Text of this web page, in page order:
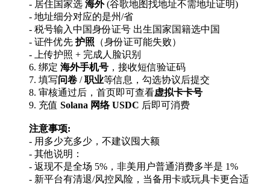
- 居住国家选 海外(谷歌地图找地址不需地址证明)
- 地址细分对应的是州/省
- 税号输入中国身份证号 出生国家国籍选中国
- 证件优先 ​ 护照 ​（身份证可能失败）
- 上传护照 + 完成人脸识别
6. 绑定 ​ 海外手机号 ​，接收短信验证码
7. 填写问卷 /职业等信息，勾选协议后提交
8. 审核通过后，首页即可查看虚拟卡卡号
9. 充值 Solana 网络 USDC 后即可消费
注意事项:
- 用多少充多少，不建议囤大额
- 其他说明：
- 返现不是全场 5%，非美用户普通消费多半是 1%
- 新平台有清退/风控风险，当备用卡或玩具卡更合适